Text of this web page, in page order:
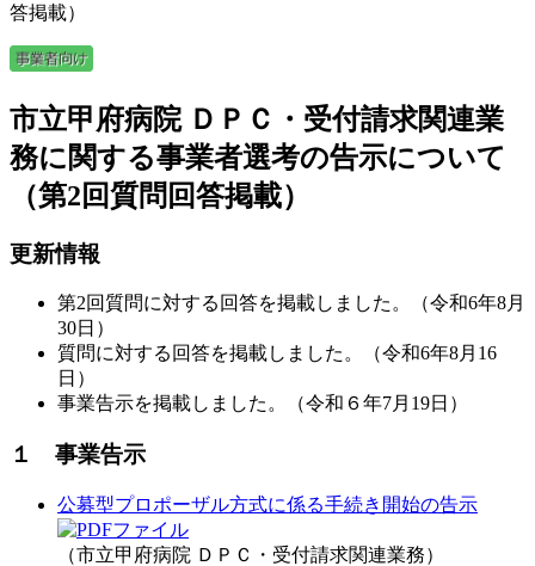
答掲載）
市立甲府病院 ＤＰＣ・受付請求関連業
務に関する事業者選考の告示について
（第2回質­問回答掲載­）­
更新情報
第2回質問に対する回答を掲載しました。（令和6年8月
30日）
質問に対する回答を掲載しました。（令和6年8月16
日）
事業告示を掲載しました。（令和６年7月19日）
１ 事業告示
公募型プロポーザル方式に係る手続き開始の告示
（市立甲府病院 ＤＰＣ・受付請求関連業務）